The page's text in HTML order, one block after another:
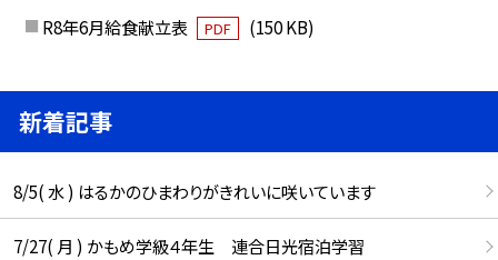
R8年6月給食献立表
PDF (150 KB)
新着記事
8/5( 水 ) はるかのひまわりがきれいに咲いています
7/27( 月 ) かもめ学級４年生 連合日光宿泊学習